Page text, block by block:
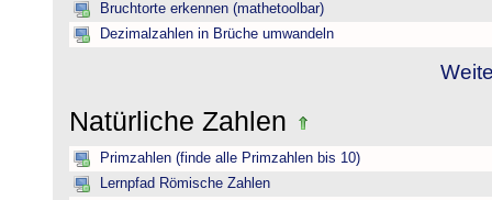
Bruchtorte erkennen (mathetoolbar)
Dezimalzahlen in Brüche umwandeln
Natürliche Zahlen
Primzahlen (finde alle Primzahlen bis 10)
Lernpfad Römische Zahlen